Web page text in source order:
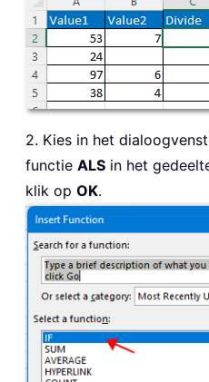
2. Kies in het
functie ALS in het
klik op OK.